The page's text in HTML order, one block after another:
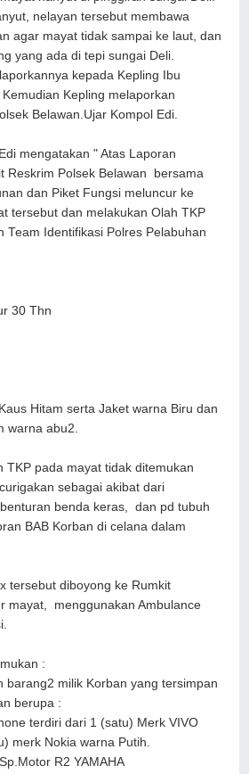
nelayan tersebut membawa
agar mayat tidak sampai ke laut, dan
yang ada di tepi sungai Deli.
kepada Kepling Ibu
Kepling melaporkan
Belawan.Ujar Kompol Edi.
mengatakan " Atas Laporan
Reskrim Polsek Belawan bersama
dan Piket Fungsi meluncur ke
tersebut dan melakukan Olah TKP
Team Identifikasi Polres Pelabuhan
30 Thn
Hitam serta Jaket warna Biru dan
warna abu2.
TKP pada mayat tidak ditemukan
sebagai akibat dari
benda keras, dan pd tubuh
BAB Korban di celana dalam
tersebut diboyong ke Rumkit
mayat, menggunakan Ambulance
:
barang2 milik Korban yang tersimpan
berupa :
terdiri dari 1 (satu) Merk VIVO
merk Nokia warna Putih.
R2 YAMAHA